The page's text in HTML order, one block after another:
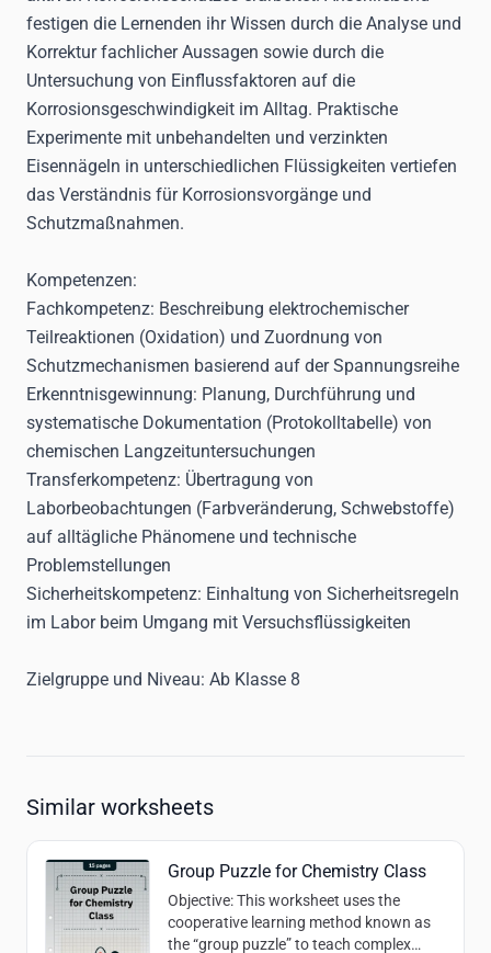
festigen die Lernenden ihr Wissen durch die Analyse und
Korrektur fachlicher Aussagen sowie durch die
Untersuchung von Einflussfaktoren auf die
Korrosionsgeschwindigkeit im Alltag. Praktische
Experimente mit unbehandelten und verzinkten
Eisennägeln in unterschiedlichen Flüssigkeiten vertiefen
das Verständnis für Korrosionsvorgänge und
Schutzmaßnahmen.
Kompetenzen:
Fachkompetenz: Beschreibung elektrochemischer
Teilreaktionen (Oxidation) und Zuordnung von
Schutzmechanismen basierend auf der Spannungsreihe
Erkenntnisgewinnung: Planung, Durchführung und
systematische Dokumentation (Protokolltabelle) von
chemischen Langzeituntersuchungen
Transferkompetenz: Übertragung von
Laborbeobachtungen (Farbveränderung, Schwebstoffe)
auf alltägliche Phänomene und technische
Problemstellungen
Sicherheitskompetenz: Einhaltung von Sicherheitsregeln
im Labor beim Umgang mit Versuchsflüssigkeiten
Zielgruppe und Niveau: Ab Klasse 8
Similar worksheets
Group Puzzle for Chemistry Class
Objective: This worksheet uses the
cooperative learning method known as
the “group puzzle” to teach complex